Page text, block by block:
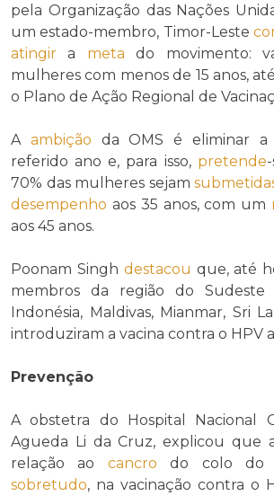
pela Organização das Nações
um estado-membro, Timor-Leste
atingir a meta do movimento:
mulheres com menos de 15 anos,
o Plano de Ação Regional de
A ambição da OMS é eliminar
referido ano e, para isso, pretende
70% das mulheres sejam
desempenho aos 35 anos, com um
aos 45 anos.
Poonam Singh destacou que, até
membros da região do Sudeste
Indonésia, Maldivas, Mianmar, Sri
introduziram a vacina contra o HPV a
Prevenção
A obstetra do Hospital Nacional
Agueda Li da Cruz, explicou que
relação ao cancro do colo do
sobretudo, na vacinação contra o